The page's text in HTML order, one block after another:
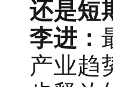
还是短
李进：
产业趋